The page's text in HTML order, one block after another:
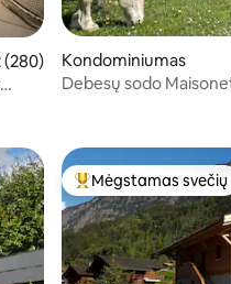
įvertinimas: 4,92 iš 5,
(280)
Kondominiumas
Debesų sodo
Svečių
Mėgstamas svečių